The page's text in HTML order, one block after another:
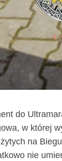
do
w której
na
nie